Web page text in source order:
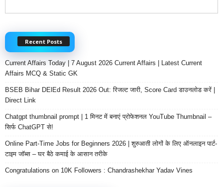
Recent Posts
Current Affairs Today | 7 August 2026 Current Affairs | Latest Current
Affairs MCQ & Static GK
BSEB Bihar DElEd Result 2026 Out: रिजल्ट जारी, Score Card डाउनलोड करें |
Direct Link
Chatgpt thumbnail prompt | 1 मिनट में बनाएं प्रोफेशनल YouTube Thumbnail –
सिर्फ ChatGPT से!
Online Part-Time Jobs for Beginners 2026 | शुरुआती लोगों के लिए ऑनलाइन पार्ट-
टाइम जॉब्स – घर बैठे कमाई के आसान तरीके
Congratulations on 10K Followers : Chandrashekhar Yadav Vines